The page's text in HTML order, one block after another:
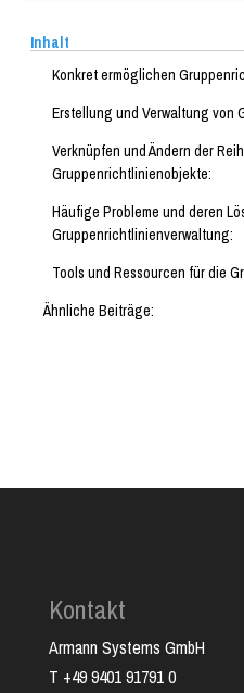
Inhalt
Konkret ermöglichen
Erstellung und Verwaltung von
Verknüpfen und Ändern der
Gruppenrichtlinienobjekte:
Häufige Probleme und deren
Gruppenrichtlinienverwaltung:
Tools und Ressourcen für die
Ähnliche Beiträge:
Kontakt
Armann Systems GmbH
T +49 9401 91791 0